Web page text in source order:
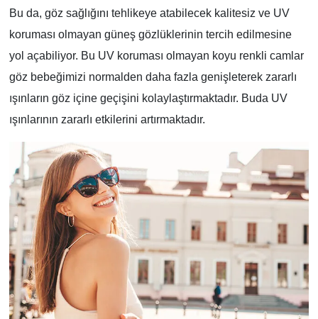
Bu da, göz sağlığını tehlikeye atabilecek kalitesiz ve UV
koruması olmayan güneş gözlüklerinin tercih edilmesine
yol açabiliyor. Bu UV koruması olmayan koyu renkli camlar
göz bebeğimizi normalden daha fazla genişleterek zararlı
ışınların göz içine geçişini kolaylaştırmaktadır. Buda UV
ışınlarının zararlı etkilerini artırmaktadır.